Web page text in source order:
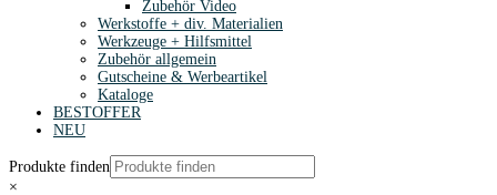
Zubehör Video
Werkstoffe + div. Materialien
Werkzeuge + Hilfsmittel
Zubehör allgemein
Gutscheine & Werbeartikel
Kataloge
BESTOFFER
NEU
Produkte finden
×